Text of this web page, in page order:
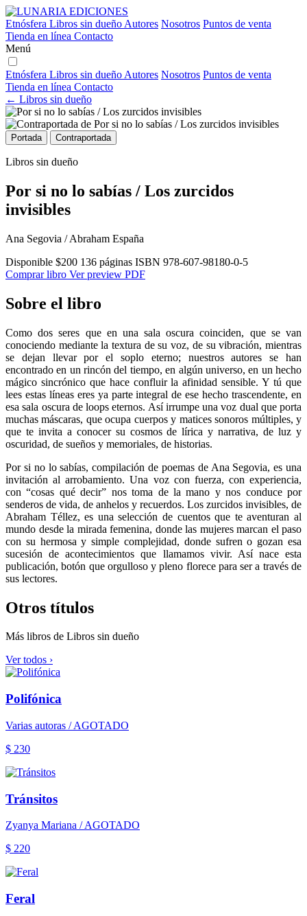
Etnósfera Libros sin dueño Autores Nosotros Puntos de venta
Tienda en línea Contacto
Menú
Etnósfera Libros sin dueño Autores Nosotros Puntos de venta
Tienda en línea Contacto
← Libros sin dueño
Portada Contraportada
Libros sin dueño
Por si no lo sabías / Los zurcidos
invisibles
Ana Segovia / Abraham España
Disponible $200 136 páginas ISBN 978-607-98180-0-5
Comprar libro Ver preview PDF
Sobre el libro
Como dos seres que en una sala oscura coinciden, que se van
conociendo mediante la textura de su voz, de su vibración, mientras
se dejan llevar por el soplo eterno; nuestros autores se han
encontrado en un rincón del tiempo, en algún universo, en un hecho
mágico sincrónico que hace confluir la afinidad sensible. Y tú que
lees estas líneas eres ya parte integral de ese hecho trascendente, en
esa sala oscura de loops eternos. Así irrumpe una voz dual que porta
muchas máscaras, que ocupa cuerpos y matices sonoros múltiples, y
que te invita a conocer su cosmos de lírica y narrativa, de luz y
oscuridad, de sueños y memoriales, de historias.
Por si no lo sabías, compilación de poemas de Ana Segovia, es una
invitación al arrobamiento. Una voz con fuerza, con experiencia,
con “cosas qué decir” nos toma de la mano y nos conduce por
senderos de vida, de anhelos y recuerdos. Los zurcidos invisibles, de
Abraham Téllez, es una selección de cuentos que te aventuran al
mundo desde la mirada femenina, donde las mujeres marcan el paso
con su hermosa y simple complejidad, donde sufren o gozan esa
sucesión de acontecimientos que llamamos vivir. Así nace esta
publicación, botón que orgulloso y pleno florece para ser a través de
sus lectores.
Otros títulos
Más libros de Libros sin dueño
Ver todos ›
Polifónica
Varias autoras / AGOTADO
$ 230
Tránsitos
Zyanya Mariana / AGOTADO
$ 220
Feral